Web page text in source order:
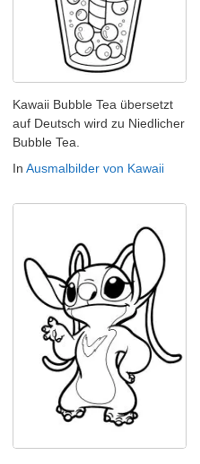
Kawaii Bubble Tea übersetzt
auf Deutsch wird zu Niedlicher
Bubble Tea.
In Ausmalbilder von Kawaii